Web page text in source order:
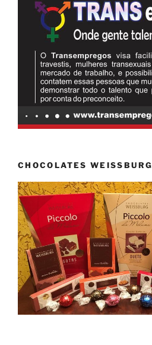
CHOCOLATES WEISSBURG